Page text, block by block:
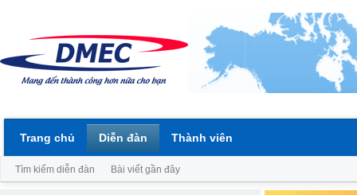
Trang chủ Diễn đàn
Tìm kiếm diễn đàn Bài viết gần đây
Thành viên